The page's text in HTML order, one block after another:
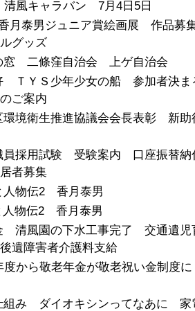
風キャラバン 7月4日5日
月泰男ジュニア賞絵画展 作品募
グッズ
窓 二條窪自治会 上ゲ自治会
ＴＹＳ少年少女の船 参加者決
ご案内
環境衛生推進協議会会長表彰 新
員採用試験 受験案内 口座振替
者募集
人物伝2 香月泰男
人物伝2 香月泰男
清風園の下水工事完了 交通遺児
遺障害者介護料支給
度から敬老年金が敬老祝い金制度
組み ダイオキシンってなあに 家